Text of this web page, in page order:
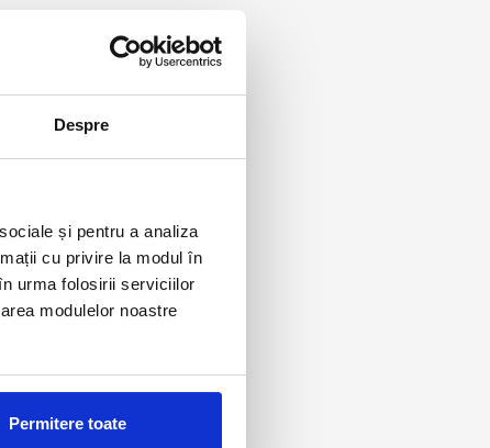
Despre
și pentru a analiza
cu privire la modul în
urma folosirii serviciilor
modulelor noastre
Permitere toate